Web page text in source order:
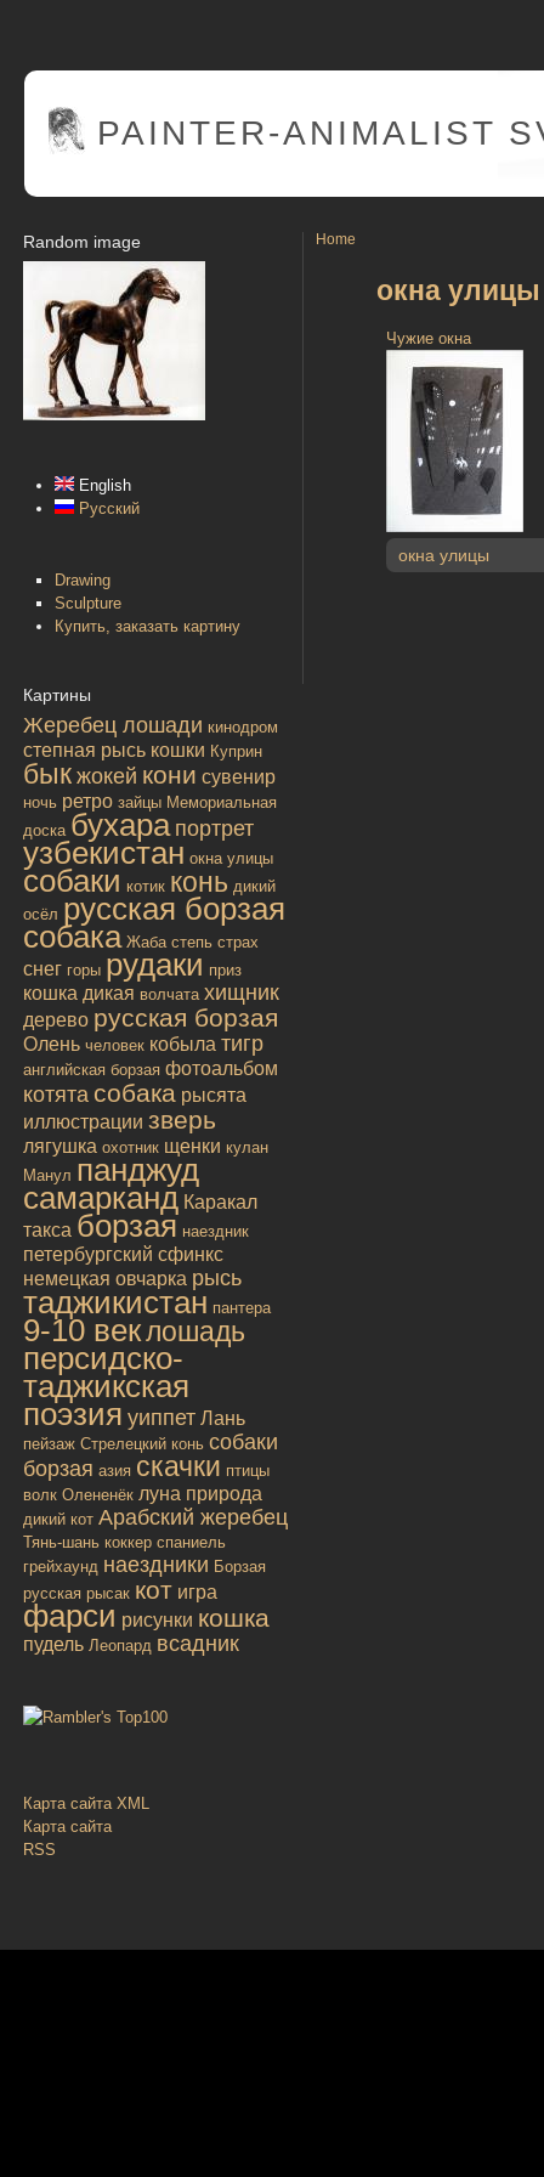
PAINTER-ANIMALIST
Random image
English
Русский
Drawing
Sculpture
Купить, заказать картину
Картины
Жеребец лошади кинодром
степная рысь кошки Куприн
бык жокей кони сувенир
ночь ретро зайцы Мемориальная
доска бухара портрет
узбекистан окна улицы
собаки котик конь дикий
осёл русская борзая
собака Жаба степь страх
снег горы рудаки приз
кошка дикая волчата хищник
дерево русская борзая
Олень человек кобыла тигр
английская борзая фотоальбом
котята собака рысята
иллюстрации зверь
лягушка охотник щенки кулан
Манул панджуд
самарканд Каракал
такса борзая наездник
петербургский сфинкс
немецкая овчарка рысь
таджикистан пантера
9-10 веклошадь
персидско-
таджикская
поэзия уиппет Лань
пейзаж Стрелецкий конь собаки
борзая азия скачки птицы
волк Олененёк луна природа
дикий кот Арабский жеребец
Тянь-шань коккер спаниель
грейхаунд наездники Борзая
русская рысак кот игра
фарси рисунки кошка
пудель Леопард всадник
Карта сайта XML
Карта сайта
RSS
Home
окна улицы
Чужие окна
окна улицы